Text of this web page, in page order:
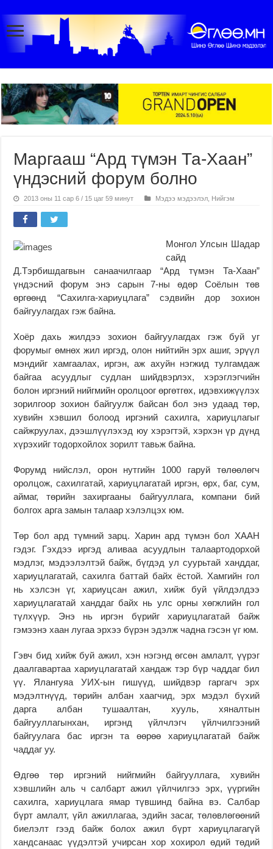
Маргааш “Ард түмэн Та-Хаан”
үндэсний форум болно
2013 оны 11 сар 6 / 15 цаг 59 минут Мэдээ мэдээлэл Нийгэм
Монгол Улсын Шадар
сайд
Д.Тэрбишдагвын санаачилгаар “Ард түмэн Та-Хаан”
үндэсний форум энэ сарын 7-ны өдөр Соёлын төв
өргөөнд “Сахилга-хариуцлага” сэдвийн дор зохион
байгуулагдах гэж байна.
Хоёр дахь жилдээ зохион байгуулагдах гэж буй уг
форумыг өмнөх жил иргэд, олон нийтийн эрх ашиг, эрүүл
мэндийг хамгаалах, иргэн, аж ахуйн нэгжид тулгамдаж
байгаа асуудлыг судлан шийдвэрлэх, хэрэглэгчийн
болон иргэний нийгмийн оролцоог өргөтгөх, идэвхижүүлэх
зорилгоор зохион байгуулж байсан бол энэ удаад төр,
хувийн хэвшил болоод иргэний сахилга, хариуцлагыг
сайжруулах, дээшлүүлэхэд юу хэрэгтэй, хэрхэн үр дүнд
хүрэхийг тодорхойлох зорилт тавьж байна.
Форумд нийслэл, орон нутгийн 1000 гаруй төлөөлөгч
оролцож, сахилгатай, хариуцлагатай иргэн, өрх, баг, сум,
аймаг, төрийн захиргааны байгууллага, компани бий
болгох арга замын талаар хэлэлцэх юм.
Төр бол ард түмний зарц. Харин ард түмэн бол ХААН
гэдэг. Гэхдээ иргэд аливаа асуудлын талаартодорхой
мэдлэг, мэдээлэлтэй байж, бүгдэд ул суурьтай ханддаг,
хариуцлагатай, сахилга баттай байх ёстой. Хамгийн гол
нь хэлсэн үг, хариуцсан ажил, хийж буй үйлдэлдээ
хариуцлагатай ханддаг байх нь улс орны хөгжлийн гол
түлхүүр. Энэ нь иргэн бүрийг хариуцлагатай байж
гэмээнэ хаан лугаа эрхээ бүрэн эдэлж чадна гэсэн үг юм.
Гэвч бид хийж буй ажил, хэн нэгэнд өгсөн амлалт, үүрэг
даалгавартаа хариуцлагатай хандаж тэр бүр чаддаг бил
үү. Ялангуяа УИХ-ын гишүүд, шийдвэр гаргагч эрх
мэдэлтнүүд, төрийн албан хаагчид, эрх мэдэл бүхий
дарга албан тушаалтан, хууль, хяналтын
байгууллагынхан, иргэнд үйлчлэгч үйлчилгээний
байгуулага бас иргэн та өөрөө хариуцлагатай байж
чаддаг уу.
Өдгөө төр иргэний нийгмийн байгууллага, хувийн
хэвшлийн аль ч салбарт ажил үйлчилгээ эрх, үүргийн
сахилга, хариуцлага ямар түвшинд байна вэ. Салбар
бүрт амлалт, үйл ажиллагаа, эдийн засаг, төлөвлөгөөний
биелэлт гээд байж болох ажил бүрт хариуцлагагүй
хандсанаас үүдэлтэй учирсан хор хохирол өдий төдий